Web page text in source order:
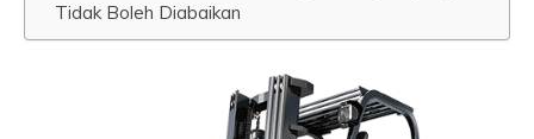
Tidak Boleh Diabaikan